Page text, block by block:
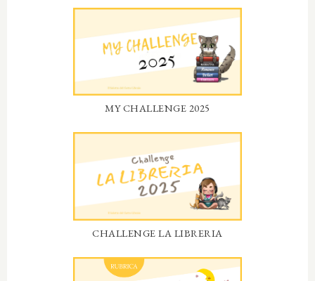
MY CHALLENGE 2025
CHALLENGE LA LIBRERIA